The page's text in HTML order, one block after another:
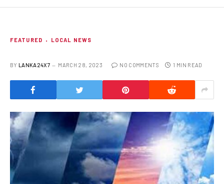
FEATURED LOCAL NEWS
BY LANKA24X7 MARCH 28, 2023 NO COMMENTS 1 MIN READ